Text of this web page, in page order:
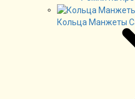
Кольца Манжеты